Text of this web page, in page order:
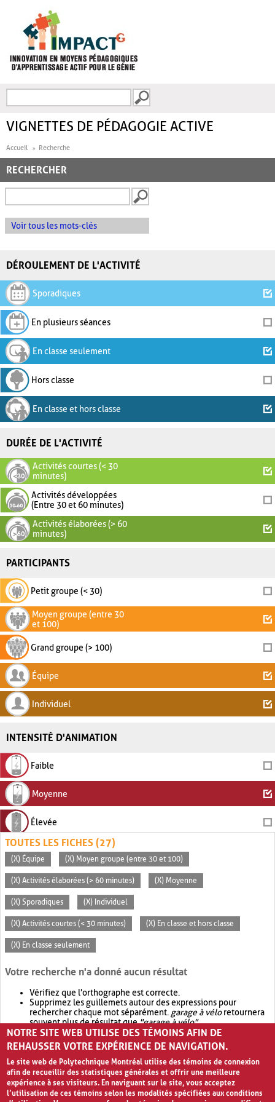
FORMULAIRE DE
VIGNETTES DE PÉDAGOGIE ACTIVE
Accueil Recherche
RECHERCHER
Voir tous les mots-clés
DÉROULEMENT DE L'ACTIVITÉ
Sporadiques
En plusieurs séances
En classe seulement
Hors classe
En classe et hors classe
DURÉE DE L'ACTIVITÉ
Activités courtes (< 30
minutes)
Activités développées
(Entre 30 et 60 minutes)
Activités élaborées (> 60
minutes)
PARTICIPANTS
Petit groupe (< 30)
Moyen groupe (entre 30
et 100)
Grand groupe (> 100)
Équipe
Individuel
INTENSITÉ D'ANIMATION
Faible
Moyenne
Élevée
TOUTES LES FICHES (27)
(X) Équipe (X) Moyen groupe (entre 30 et 100)
(X) Activités élaborées (> 60 minutes) (X) Moyenne
(X) Sporadiques (X) Individuel
(X) Activités courtes (< 30 minutes) (X) En classe et hors classe
(X) En classe seulement
Votre recherche n'a donné aucun résultat
Vérifiez que l'orthographe est correcte.
Supprimez les guillemets autour des expressions pour
rechercher chaque mot séparément. garage à véloretournera
souvent plus de résultat que"garage à vélo".
Envisagez d'élargir votre recherche avec OR.garage OR vélo
retournera souvent plus de résultat quegarage à vélo
NOTRE SITE WEB UTILISE DES TÉMOINS AFIN DE
REHAUSSER VOTRE EXPÉRIENCE DE NAVIGATION.
Le site web de Polytechnique Montréal utilise des témoins de connexion
afin de recueillir des statistiques générales et offrir une meilleure
expérience à ses visiteurs. En naviguant sur le site, vous acceptez
l’utilisation de ces témoins selon les modalités spécifiées aux conditions